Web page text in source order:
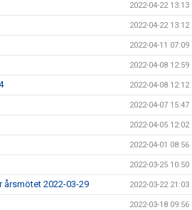
2022-04-22 13:13
2022-04-22 13:12
2022-04-11 07:09
2022-04-08 12:59
2022-04-08 12:12
2022-04-07 15:47
2022-04-05 12:02
2022-04-01 08:56
2022-03-25 10:50
2022-03-29 2022-03-22 21:03
2022-03-18 09:56